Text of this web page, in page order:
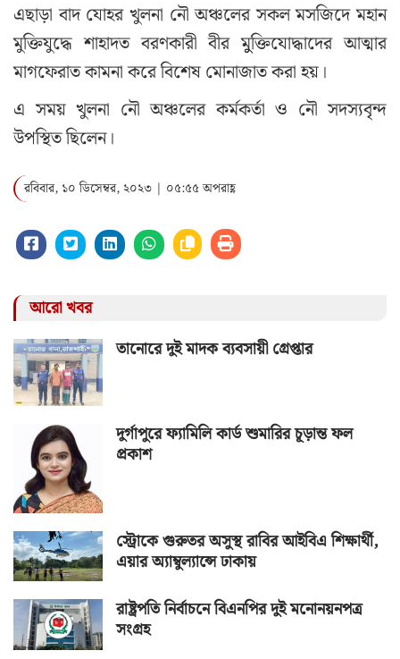
এছাড়া বাদ যোহর খুলনা নৌ অঞ্চলের সকল মসজিদে মহান
মুক্তিযুদ্ধে শাহাদত বরণকারী বীর মুুক্তিযোদ্ধাদের আত্মার
মাগফেরাত কামনা করে বিশেষ মোনাজাত করা হয়।
এ সময় খুলনা নৌ অঞ্চলের কর্মকর্তা ও নৌ সদস্যবৃন্দ
উপস্থিত ছিলেন।
রবিবার, ১০ ডিসেম্বর, ২০২৩ | ০৫:৫৫ অপরাহ্ণ
আরো খবর
তানোরে দুই মাদক ব্যবসায়ী গ্রেপ্তার
দুর্গাপুরে ফ্যামিলি কার্ড শুমারির চূড়ান্ত ফল
প্রকাশ
স্ট্রোকে গুরুতর অসুস্থ রাবির আইবিএ শিক্ষার্থী,
এয়ার অ্যাম্বুল্যান্সে ঢাকায়
রাষ্ট্রপতি নির্বাচনে বিএনপির দুই মনোনয়নপত্র
সংগ্রহ